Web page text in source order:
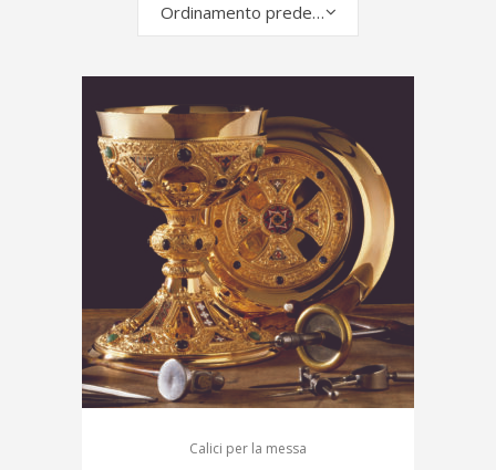
Ordinamento predefinito
Calici per la messa